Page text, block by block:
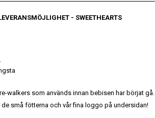
- SWEETHEARTS
walkers som används innan bebisen har börjat gå.
små fötterna och vår fina loggo på undersidan!